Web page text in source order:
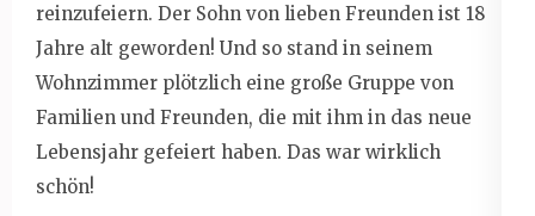
reinzufeiern. Der Sohn von lieben Freunden ist 18
Jahre alt geworden! Und so stand in seinem
Wohnzimmer plötzlich eine große Gruppe von
Familien und Freunden, die mit ihm in das neue
Lebensjahr gefeiert haben. Das war wirklich
schön!